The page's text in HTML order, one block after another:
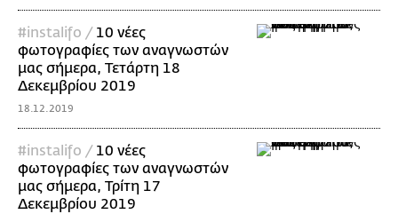
#instalifo / 10 νέες
φωτογραφίες των αναγνωστών
μας σήμερα, Τετάρτη 18
Δεκεμβρίου 2019
18.12.2019
#instalifo / 10 νέες
φωτογραφίες των αναγνωστών
μας σήμερα, Τρίτη 17
Δεκεμβρίου 2019